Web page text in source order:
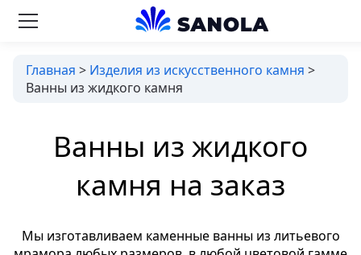
Главная > Изделия из искусственного камня >
Ванны из жидкого камня
Ванны из жидкого
камня на заказ
Мы изготавливаем каменные ванны из литьевого